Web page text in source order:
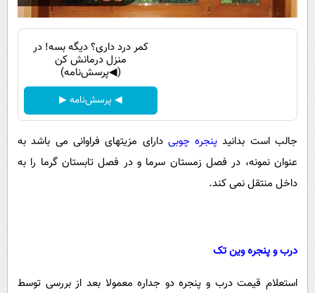
کمر درد داری؟ دیگه بسه! در
منزل درمانش کن
(◀پرسش‌نامه)
◀ پرسش‌نامه ▶
جالب است بدانید پنجره چوبی دارای مزیتهای فراوانی می باشد به
عنوان نمونه، در فصل زمستان سرما و در فصل تابستان گرما را به
داخل منتقل نمی کند.
درب و پنجره وین تک
استعلام قیمت درب و پنجره دو جداره معمولا بعد از بررسی توسط